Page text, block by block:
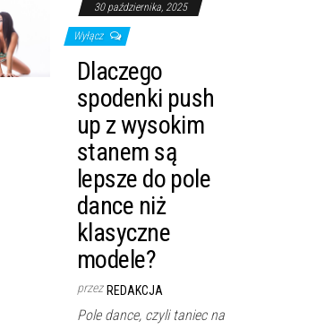
30 października, 2025
Wyłącz
Dlaczego
spodenki push
up z wysokim
stanem są
lepsze do pole
dance niż
klasyczne
modele?
przez REDAKCJA
Pole dance, czyli taniec na